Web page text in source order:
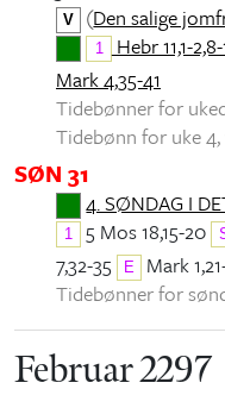
V (Den salige
1 Hebr 11,1-
Mark 4,35-41
Tidebønner for
Tidebønn for uke 4,
SØN 31
4. SØNDAG I
1 5 Mos 18,15-20
7,32-35
E
Mark
Tidebønner for
Februar 2297